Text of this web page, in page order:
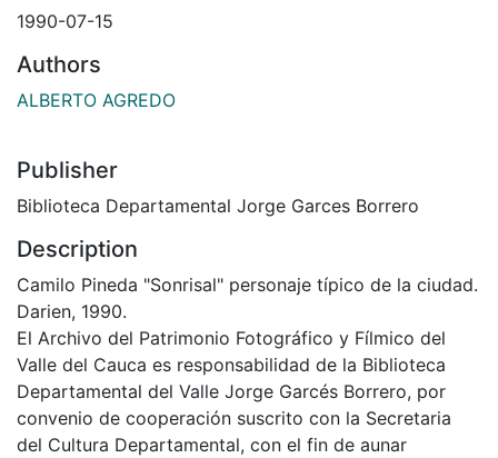
1990-07-15
Authors
ALBERTO AGREDO
Publisher
Biblioteca Departamental Jorge Garces Borrero
Description
Camilo Pineda "Sonrisal" personaje típico de la ciudad.
Darien, 1990.
El Archivo del Patrimonio Fotográfico y Fílmico del
Valle del Cauca es responsabilidad de la Biblioteca
Departamental del Valle Jorge Garcés Borrero, por
convenio de cooperación suscrito con la Secretaria
del Cultura Departamental, con el fin de aunar